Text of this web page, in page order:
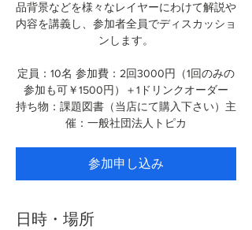
品背景などを様々なレイヤーにわけて解説や
内容を講義し、参加者全員でディスカッショ
ンします。
定員：10名 参加費：2回3000円（1回のみの
参加も可￥1500円）＋1ドリンクオーダー
持ち物：課題図書（当店にて購入下さい）主
催：一般社団法人トピカ
参加申し込み
日時・場所